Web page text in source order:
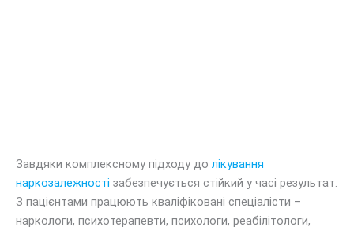
Завдяки комплексному підходу до лікування
наркозалежності забезпечується стійкий у часі результат.
З пацієнтами працюють кваліфіковані спеціалісти –
наркологи, психотерапевти, психологи, реабілітологи,